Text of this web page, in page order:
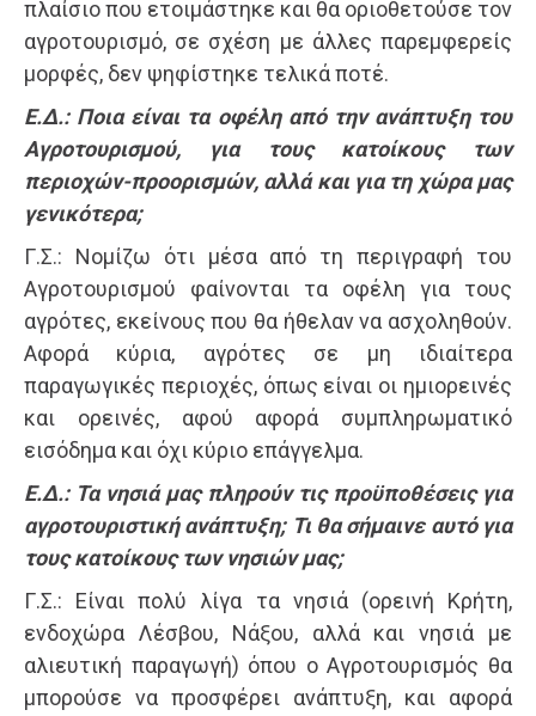
πλαίσιο που ετοιμάστηκε και θα οριοθετούσε τον
αγροτουρισμό, σε σχέση με άλλες παρεμφερείς
μορφές, δεν ψηφίστηκε τελικά ποτέ.
Ε.Δ.: Ποια είναι τα οφέλη από την ανάπτυξη του
Αγροτουρισμού, για τους κατοίκους των
περιοχών-προορισμών, αλλά και για τη χώρα μας
γενικότερα;
Γ.Σ.: Νομίζω ότι μέσα από τη περιγραφή του
Αγροτουρισμού φαίνονται τα οφέλη για τους
αγρότες, εκείνους που θα ήθελαν να ασχοληθούν.
Αφορά κύρια, αγρότες σε μη ιδιαίτερα
παραγωγικές περιοχές, όπως είναι οι ημιορεινές
και ορεινές, αφού αφορά συμπληρωματικό
εισόδημα και όχι κύριο επάγγελμα.
Ε.Δ.: Τα νησιά μας πληρούν τις προϋποθέσεις για
αγροτουριστική ανάπτυξη; Τι θα σήμαινε αυτό για
τους κατοίκους των νησιών μας;
Γ.Σ.: Είναι πολύ λίγα τα νησιά (ορεινή Κρήτη,
ενδοχώρα Λέσβου, Νάξου, αλλά και νησιά με
αλιευτική παραγωγή) όπου ο Αγροτουρισμός θα
μπορούσε να προσφέρει ανάπτυξη, και αφορά